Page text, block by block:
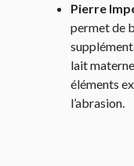
Pierre
permet de
lait
éléments
l’abrasion.